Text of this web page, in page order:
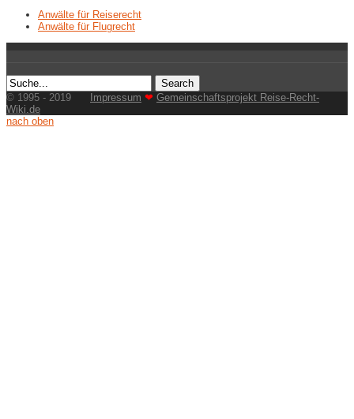
Anwälte für Reiserecht
Anwälte für Flugrecht
© 1995 - 2019 Impressum ❤ Gemeinschaftsprojekt Reise-Recht-
Wiki.de
nach oben